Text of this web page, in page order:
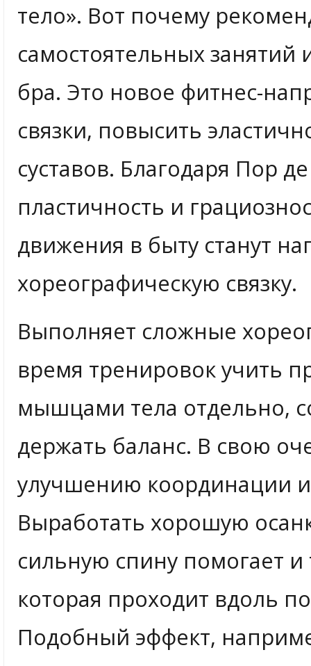
тело». Вот почему
самостоятельных занятий
бра. Это новое фитнес-
связки, повысить
суставов. Благодаря Пор
пластичность и
движения в быту станут
хореографическую связку.
Выполняет сложные
время тренировок учить
мышцами тела отдельно,
держать баланс. В свою
улучшению координации
Выработать хорошую
сильную спину помогает
которая проходит вдоль
Подобный эффект,